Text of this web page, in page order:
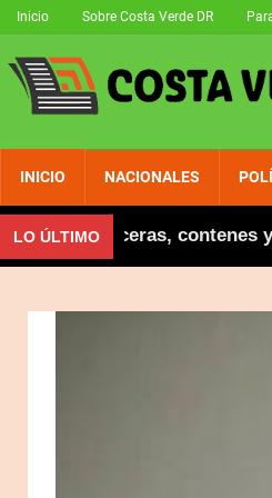
Inicio Sobre Costa Verde DR
INICIO NACIONALES
LO ÚLTIMO
aceras, contenes y